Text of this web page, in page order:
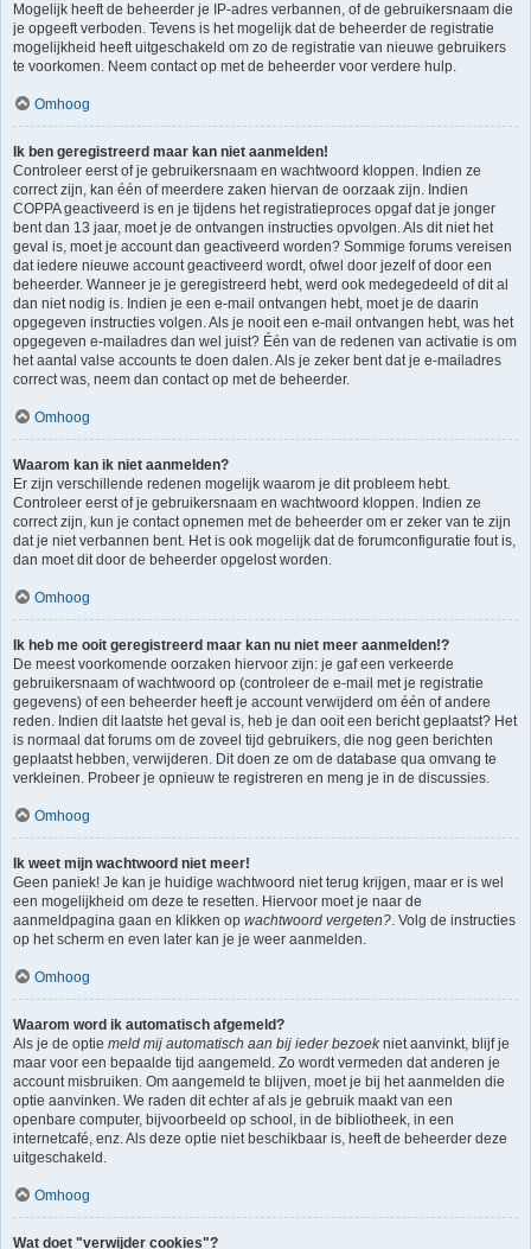
Mogelijk heeft de beheerder je IP-adres verbannen, of de gebruikersnaam die
je opgeeft verboden. Tevens is het mogelijk dat de beheerder de registratie
mogelijkheid heeft uitgeschakeld om zo de registratie van nieuwe gebruikers
te voorkomen. Neem contact op met de beheerder voor verdere hulp.
Omhoog
Ik ben geregistreerd maar kan niet aanmelden!
Controleer eerst of je gebruikersnaam en wachtwoord kloppen. Indien ze
correct zijn, kan één of meerdere zaken hiervan de oorzaak zijn. Indien
COPPA geactiveerd is en je tijdens het registratieproces opgaf dat je jonger
bent dan 13 jaar, moet je de ontvangen instructies opvolgen. Als dit niet het
geval is, moet je account dan geactiveerd worden? Sommige forums vereisen
dat iedere nieuwe account geactiveerd wordt, ofwel door jezelf of door een
beheerder. Wanneer je je geregistreerd hebt, werd ook medegedeeld of dit al
dan niet nodig is. Indien je een e-mail ontvangen hebt, moet je de daarin
opgegeven instructies volgen. Als je nooit een e-mail ontvangen hebt, was het
opgegeven e-mailadres dan wel juist? Één van de redenen van activatie is om
het aantal valse accounts te doen dalen. Als je zeker bent dat je e-mailadres
correct was, neem dan contact op met de beheerder.
Omhoog
Waarom kan ik niet aanmelden?
Er zijn verschillende redenen mogelijk waarom je dit probleem hebt.
Controleer eerst of je gebruikersnaam en wachtwoord kloppen. Indien ze
correct zijn, kun je contact opnemen met de beheerder om er zeker van te zijn
dat je niet verbannen bent. Het is ook mogelijk dat de forumconfiguratie fout is,
dan moet dit door de beheerder opgelost worden.
Omhoog
Ik heb me ooit geregistreerd maar kan nu niet meer aanmelden!?
De meest voorkomende oorzaken hiervoor zijn: je gaf een verkeerde
gebruikersnaam of wachtwoord op (controleer de e-mail met je registratie
gegevens) of een beheerder heeft je account verwijderd om één of andere
reden. Indien dit laatste het geval is, heb je dan ooit een bericht geplaatst? Het
is normaal dat forums om de zoveel tijd gebruikers, die nog geen berichten
geplaatst hebben, verwijderen. Dit doen ze om de database qua omvang te
verkleinen. Probeer je opnieuw te registreren en meng je in de discussies.
Omhoog
Ik weet mijn wachtwoord niet meer!
Geen paniek! Je kan je huidige wachtwoord niet terug krijgen, maar er is wel
een mogelijkheid om deze te resetten. Hiervoor moet je naar de
aanmeldpagina gaan en klikken op wachtwoord vergeten?. Volg de instructies
op het scherm en even later kan je je weer aanmelden.
Omhoog
Waarom word ik automatisch afgemeld?
Als je de optie meld mij automatisch aan bij ieder bezoekniet aanvinkt, blijf je
maar voor een bepaalde tijd aangemeld. Zo wordt vermeden dat anderen je
account misbruiken. Om aangemeld te blijven, moet je bij het aanmelden die
optie aanvinken. We raden dit echter af als je gebruik maakt van een
openbare computer, bijvoorbeeld op school, in de bibliotheek, in een
internetcafé, enz. Als deze optie niet beschikbaar is, heeft de beheerder deze
uitgeschakeld.
Omhoog
Wat doet "verwijder cookies"?